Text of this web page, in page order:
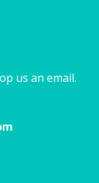
us an email.